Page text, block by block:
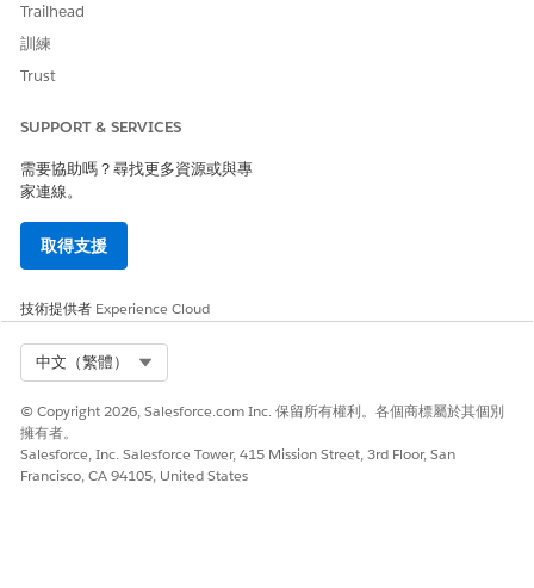
Trailhead
訓練
Trust
SUPPORT & SERVICES
需要協助嗎？尋找更多資源或與專
家連線。
取得支援
技術提供者 Experience Cloud
中文（繁體）
© Copyright 2026, Salesforce.com Inc. 保留所有權利。各個商標屬於其個別
擁有者。
Salesforce, Inc. Salesforce Tower, 415 Mission Street, 3rd Floor, San
Francisco, CA 94105, United States